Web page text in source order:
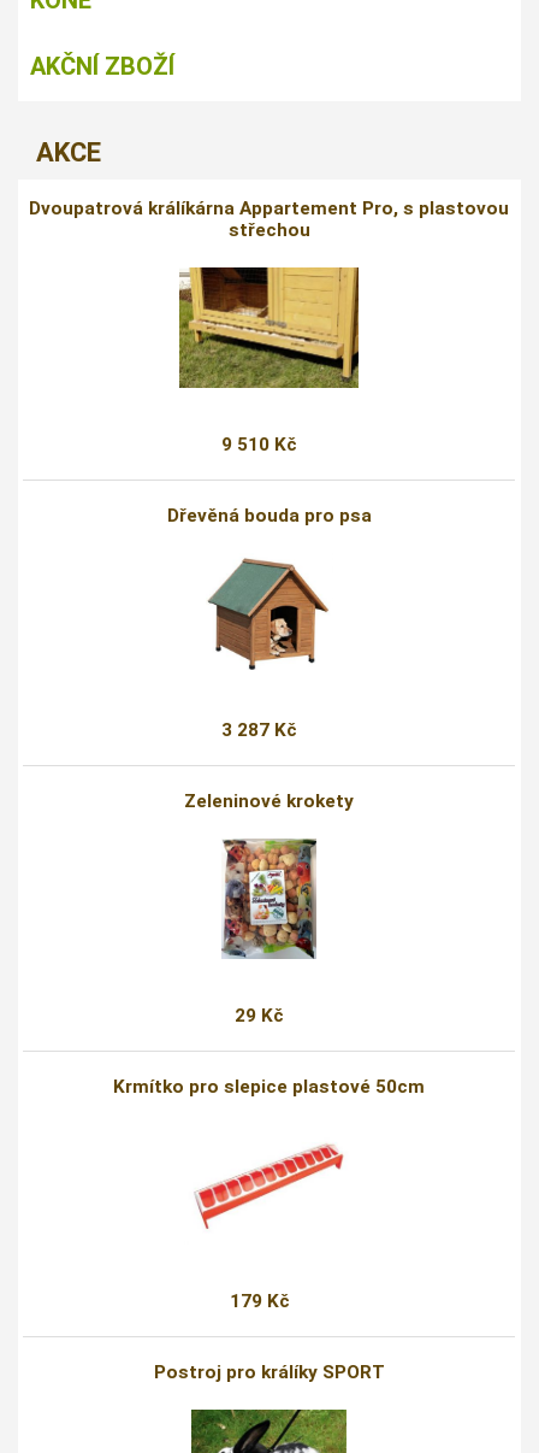
AKČNÍ ZBOŽÍ
AKCE
Dvoupatrová králíkárna Appartement Pro, s plastovou
střechou
9 510 Kč
Dřevěná bouda pro psa
3 287 Kč
Zeleninové krokety
29 Kč
Krmítko pro slepice plastové 50cm
179 Kč
Postroj pro králíky SPORT